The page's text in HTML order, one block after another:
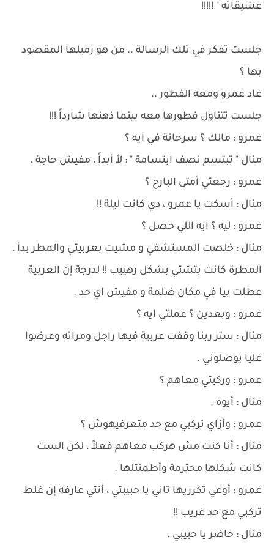
عشيقاته " !!!!!
جلست تفكر في تلك الرسالة .. من هو زميلها المقصود
بها ؟
عاد عمرو ومعه الفطور ..
جلست تتناول فطورها معه بينما ذهنها شارداً !!!
عمرو : مالك ؟ سرحانة في ايه ؟
منال " تبتسم نصف ابتسامة " : لأ أبداً ، مفيش حاجة .
عمرو : رجعتي أمتي البارح ؟
منال : أسكت يا عمرو ، دي كانت ليلة !!
عمرو : ليه ؟ ايه اللي حصل ؟
منال : خلصت المستشفي و مشيت بعربيتي والمطر بدأ ،
المطرة كانت بتشتي بشكل رهييب !! لدرجة إن العربية
عطلت بيا في مكان ضلمة و مفيش اي حد .
عمرو : وبعدين ؟ عملتي ايه ؟
منال : ستر ربنا وقفت عربية فيها راجل ومراته وعرضوا
عليا يوصلوني .
عمرو : وركبتي معاهم ؟
منال : أيوه .
عمرو : وأزاي تركبي مع حد متعرفيهوش ؟
منال : أنا كنت مش هركب معاهم فعلاً ، لكن الست
كانت شكلها محترمة وأطمنتلها .
عمرو : أوعي تكرريها تاني يا حبيبتي ، أنتي عارفة إن غلط
تركبي مع حد غريب !!
منال : حاضر يا حبيبي .